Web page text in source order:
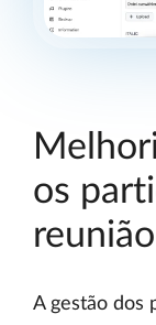
os
reunião
A gestão dos